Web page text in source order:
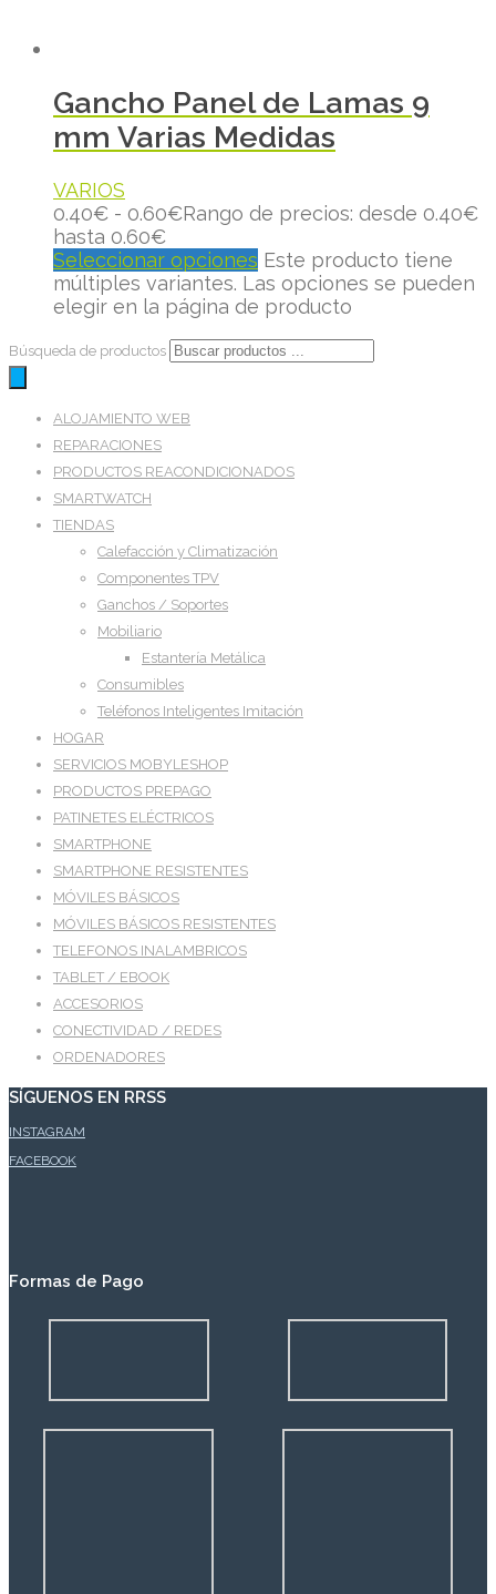
Gancho Panel de Lamas 9
mm Varias Medidas
VARIOS
0.40€ - 0.60€Rango de precios: desde 0.40€
hasta 0.60€
Seleccionar opciones Este producto tiene
múltiples variantes. Las opciones se pueden
elegir en la página de producto
Búsqueda de productos
ALOJAMIENTO WEB
REPARACIONES
PRODUCTOS REACONDICIONADOS
SMARTWATCH
TIENDAS
Calefacción y Climatización
Componentes TPV
Ganchos / Soportes
Mobiliario
Estantería Metálica
Consumibles
Teléfonos Inteligentes Imitación
HOGAR
SERVICIOS MOBYLESHOP
PRODUCTOS PREPAGO
PATINETES ELÉCTRICOS
SMARTPHONE
SMARTPHONE RESISTENTES
MÓVILES BÁSICOS
MÓVILES BÁSICOS RESISTENTES
TELEFONOS INALAMBRICOS
TABLET / EBOOK
ACCESORIOS
CONECTIVIDAD / REDES
ORDENADORES
SÍGUENOS EN RRSS
INSTAGRAM
FACEBOOK
Formas de Pago